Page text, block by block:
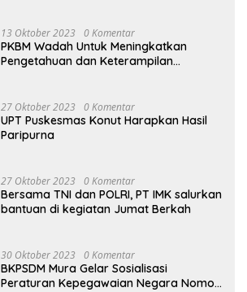
13 Oktober 2023 0 Komentar
PKBM Wadah Untuk Meningkatkan
Pengetahuan dan Keterampilan
27 Oktober 2023 0 Komentar
UPT Puskesmas Konut Harapkan Hasil
Paripurna
27 Oktober 2023 0 Komentar
Bersama TNI dan POLRI, PT IMK salurkan
bantuan di kegiatan Jumat Berkah
30 Oktober 2023 0 Komentar
BKPSDM Mura Gelar Sosialisasi
Peraturan Kepegawaian Negara Nomor